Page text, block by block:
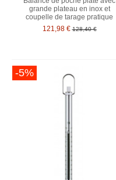
grande plateau en inox et
coupelle de tarage pratique
121,98 € 128,40 €
-5%